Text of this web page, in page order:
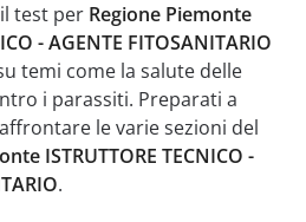
test per Regione Piemonte
- AGENTE FITOSANITARIO
temi come la salute delle
i parassiti. Preparati a
le varie sezioni del
ISTRUTTORE TECNICO -
.